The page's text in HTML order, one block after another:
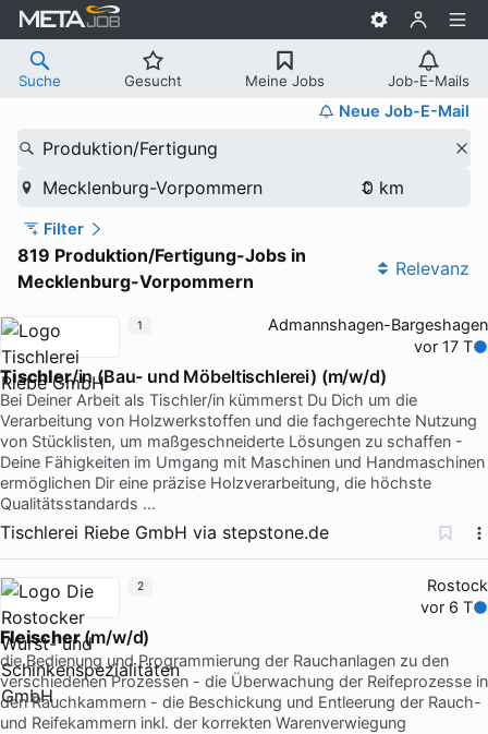
Suche Gesucht Meine Jobs Job-E-Mails
Neue Job-E-Mail
Produktion/Fertigung
Mecklenburg-Vorpommern
Filter
819 Produktion/Fertigung-Jobs in
Mecklenburg-Vorpommern
Relevanz
Admannshagen-Bargeshagen
vor 17 T
Tischler/in (Bau- und Möbeltischlerei) (m/w/d)
Bei Deiner Arbeit als Tischler/in kümmerst Du Dich um die
Verarbeitung von Holzwerkstoffen und die fachgerechte Nutzung
von Stücklisten, um maßgeschneiderte Lösungen zu schaffen -
Deine Fähigkeiten im Umgang mit Maschinen und Handmaschinen
ermöglichen Dir eine präzise Holzverarbeitung, die höchste
Qualitätsstandards …
Tischlerei Riebe GmbH via stepstone.de
1
Rostock
vor 6 T
Fleischer(m/w/d)
die Bedienung und Programmierung der Rauchanlagen zu den
verschiedenen Prozessen - die Überwachung der Reifeprozesse in
den Rauchkammern - die Beschickung und Entleerung der Rauch-
und Reifekammern inkl. der korrekten Warenverwiegung
2